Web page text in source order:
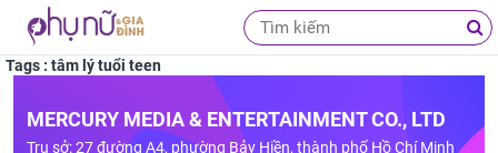
Tags : tâm lý tuổi teen
MERCURY MEDIA & ENTERTAINMENT CO., LTD
Trụ sở: 27 đường A4, phường Bảy Hiền, thành phố Hồ Chí Minh